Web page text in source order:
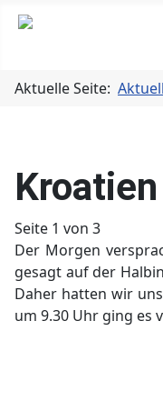
Aktuelle Seite:
Seite 1 von 3
Der Morgen
gesagt auf der
Daher hatten wir
um 9.30 Uhr ging es